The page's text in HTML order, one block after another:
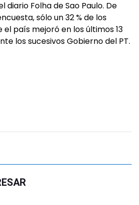
diario Folha de Sao Paulo. De
sólo un 32 % de los
país mejoró en los últimos 13
los sucesivos Gobierno del PT.